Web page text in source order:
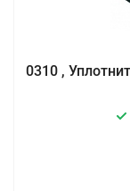
0310 ,